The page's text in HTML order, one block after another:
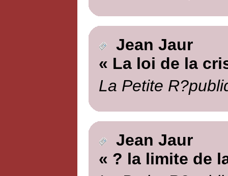
Jean Jaur
« La loi de la
La Petite
Jean Jaur
« ? la limite de